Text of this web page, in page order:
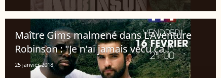
Maître Gims malmené dans L'Aventure
Robinson : "Je n'ai jamais vécu ça !"
25 janvier 2018